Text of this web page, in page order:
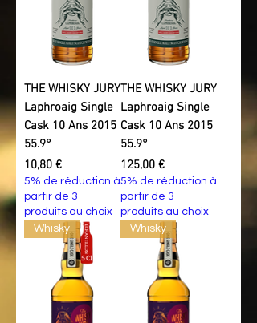
THE WHISKY JURY
Laphroaig Single
Cask 10 Ans 2015
55.9°
Prix
10,80 €
5% de réduction à
partir de 3
produits au choix
THE WHISKY JURY
Laphroaig Single
Cask 10 Ans 2015
55.9°
Prix
125,00 €
5% de réduction à
partir de 3
produits au choix
Whisky
Whisky